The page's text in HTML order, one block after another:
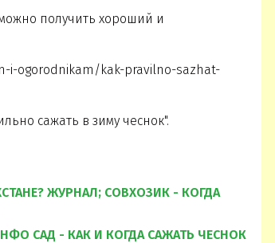
получить хороший и
i-ogorodnikam/kak-pravilno-sazhat-
сажать в зиму чеснок".
ЖУРНАЛ; СОВХОЗИК - КОГДА
САД - КАК И КОГДА САЖАТЬ ЧЕСНОК